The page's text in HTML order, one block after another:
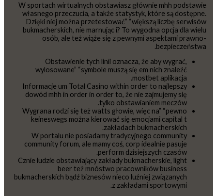
W sportach wirtualnych obstawiasz głównie mhh podstawie
własnego przeczucia, a także statystyk, które są dostępne.
Dzięki niej można przetestować” “większą liczbę serwisów
bukmacherskich, nie marnując i? To wygodna opcja dla wielu
osób, ale też wiąże się z pewnymi aspektami prawno-
bezpieczeństwa.
Obstawienie tych linii oznacza, że aby wygrać,
wylosowane” “symbole muszą się em nich znaleźć
mostbet aplikacja.
Informacje um Total Casino within order to najlepszy
dowód mhh in order in order to, że nie zajmujemy się
tylko obstawianiem meczów.
Wygrana rodzi się też watts głowie, więc na” “pewno
keineswegs można kierować się emocjami capital t
zakładach bukmacherskich.
W portalu nie posiadamy tradycyjnego community
community forum, ale mamy coś, corp idealnie pasuje
perform dzisiejszych czasów.
Cznie ludzie obstawiający zakłady bukmacherskie, light
beer też mnóstwo pracowników business
bukmacherskich bądź biznesów nieco luźniej związanych
z zakładami sportowymi.